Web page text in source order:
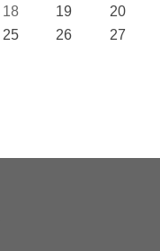
18 19
20
25 26
27